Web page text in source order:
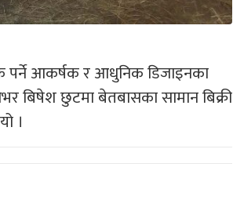
आकर्षक र आधुनिक डिजाइनका
बिषेश छुटमा बेतबासका सामान बिक्री
।